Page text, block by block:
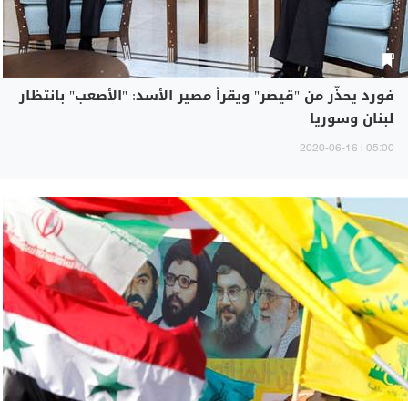
فورد يحذّر من "قيصر" ويقرأ مصير الأسد: "الأصعب" بانتظار
لبنان وسوريا
05:00 | 2020-06-16